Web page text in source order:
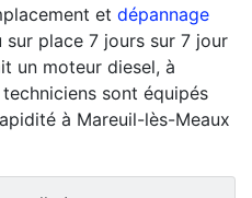
et dépannage
sur place 7 jours sur 7 jour
un moteur diesel, à
sont équipés
à Mareuil-lès-Meaux